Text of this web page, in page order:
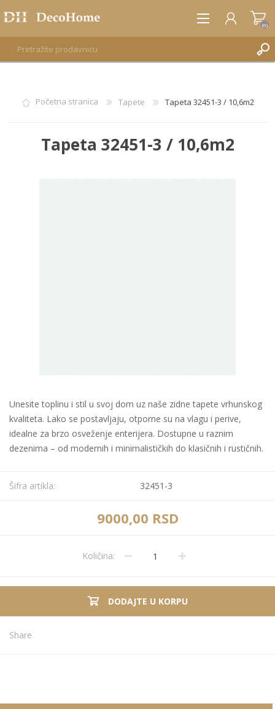
REGISTRUJTE SE
(0)
Početna stranica Tapete Tapeta 32451-3 / 10,6m2
Tapeta 32451-3 / 10,6m2
Unesite toplinu i stil u svoj dom uz naše zidne tapete vrhunskog
kvaliteta. Lako se postavljaju, otporne su na vlagu i perive,
idealne za brzo osveženje enterijera. Dostupne u raznim
dezenima – od modernih i minimalističkih do klasičnih i rustičnih.
Šifra artikla: 32451-3
9000,00 RSD
Količina:
DODAJTE U KORPU
Share